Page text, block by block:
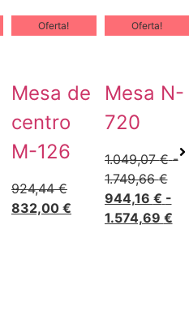
Oferta!
Mesa de
centro
M-126
924,44€
832,00 €
Oferta!
Mesa N-
720
1.049,07€ -
1.749,66€
944,16 € -
1.574,69 €